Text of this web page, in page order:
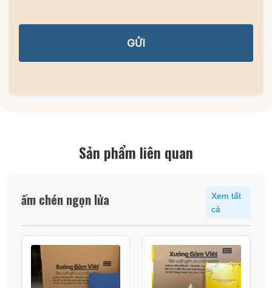
GỬI
Sản phẩm liên quan
ấm chén ngọn lửa
Xem tất
cả